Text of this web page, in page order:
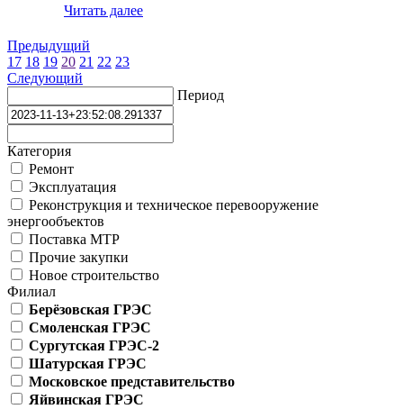
Читать далее
Предыдущий
17 18 19 20 21 22 23
Следующий
Период
Категория
Ремонт
Эксплуатация
Реконструкция и техническое перевооружение
энергообъектов
Поставка МТР
Прочие закупки
Новое строительство
Филиал
Берёзовская ГРЭС
Смоленская ГРЭС
Сургутская ГРЭС-2
Шатурская ГРЭС
Московское представительство
Яйвинская ГРЭС